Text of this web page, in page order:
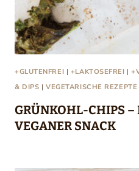
+GLUTENFREI | +LAKTOSEFREI |
& DIPS |VEGETARISCHE REZEPTE
GRÜNKOHL-CHIPS –
VEGANER SNACK